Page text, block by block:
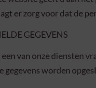
er zorg voor dat de
GEGEVENS
van onze diensten
worden